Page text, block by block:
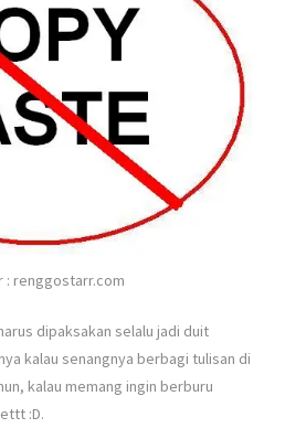
: renggostarr.com
dipaksakan selalu jadi duit
kalau senangnya berbagi tulisan di
kalau memang ingin berburu
:D.